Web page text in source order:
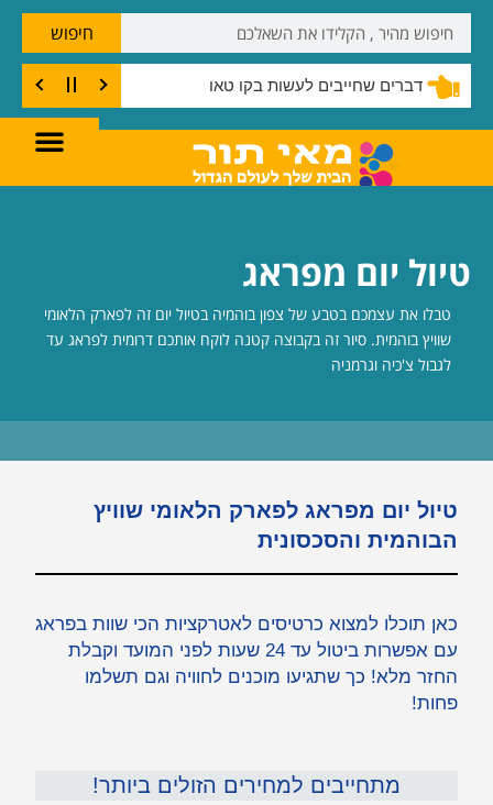
דברים שחייבים לעשות בקו טאו
חיפוש
טיול יום מפראג
טבלו את עצמכם בטבע של צפון בוהמיה בטיול יום זה לפארק הלאומי
שוויץ בוהמית. סיור זה בקבוצה קטנה לוקח אותכם דרומית לפראג עד
לגבול צ'כיה וגרמניה
טיול יום מפראג לפארק הלאומי שוויץ
הבוהמית והסכסונית
כאן תוכלו למצוא כרטיסים לאטרקציות הכי שוות בפראג
עם אפשרות ביטול עד 24 שעות לפני המועד וקבלת
החזר מלא! כך שתגיעו מוכנים לחוויה וגם תשלמו
פחות!
מתחייבים למחירים הזולים ביותר!